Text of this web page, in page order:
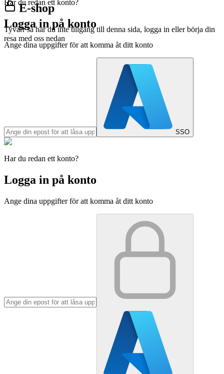
E-shop
Tyvärr så har du inte tillgång till denna sida, logga in eller börja din
resa med oss nedan
Har du redan ett konto?
Logga in på konto
Ange dina uppgifter för att komma åt ditt konto
SSO
Har du redan ett konto?
Logga in på konto
Ange dina uppgifter för att komma åt ditt konto